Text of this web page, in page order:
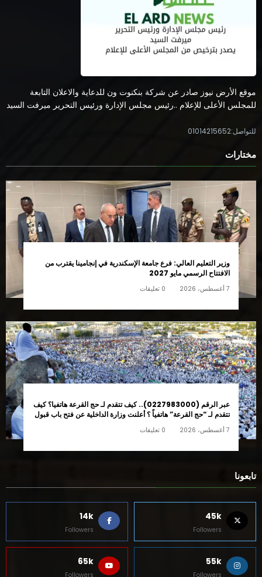
موقع الأرض نيوز صادر عن شركة بنكنوت ون للدعاية والاعلان التابعة
للمجلس الأعلى للإعلام ..رئيس مجلس الإدارة ورئيس التحرير ميرفت السيد
للتواصل:01014215652
مختارات
وزير التعليم العالي: فرع جامعة الإسكندرية في إنجامينا يقترب من
الافتتاح الرسمي مايو 2027
7 أغسطس، 2026 0 تعليقات
عبر الرقم (0227983000).. كيف تتقدم لـ حج القرعة هاتفيا؟ كيف
تتقدم لـ “حج القرعة” هاتفياً ؟ أعلنت وزارة الداخلية عن فتح باب قبول
الأربعاء 12 أغسطس حتى الخميس 27 أغسطس 20267 أغسطس، 2026 0 تعليقات
تابعونا
45k
Followers
14k
Followers
55k
Followers
65k
Followers